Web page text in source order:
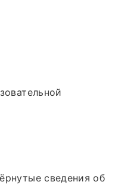
сведения об